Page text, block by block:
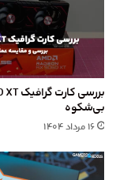
بی‌شکوه
۱۶ مرداد ۱۴۰۴